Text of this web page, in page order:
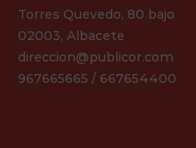
Torres Quevedo, 80 bajo
02003, Albacete
direccion@publicor.com
967665665 / 667654400